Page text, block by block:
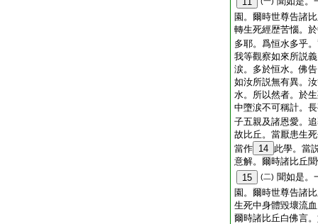
園。爾時世尊告諸
轉生死經歴苦惱。
多耶。爲恒水多乎
我等觀察如來所説
涙。多於恒水。佛
如汝所説無有異。
水。所以然者。於
中墮涙不可稱計。
子五親及諸恩愛。
故比丘。當厭患生
當作 14 此學。當
意解。爾時諸比丘
15
(二) 聞如是。
園。爾時世尊告諸
生死中身體毀壞流
爾時諸比丘白佛言